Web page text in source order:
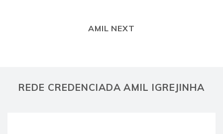
AMIL NEXT
REDE CREDENCIADA AMIL IGREJINHA